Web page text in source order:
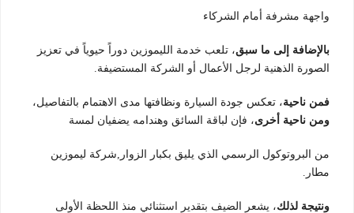
واجهة مشرفة أمام الشركاء
بالإضافة إلى ما سبق، تلعب خدمة الليموزين دوراً حيوياً في تعزيز
الصورة الذهنية لرجل الأعمال أو الشركة المستضيفة.
فمن ناحية، تعكس جودة السيارة ونظافتها مدى الاهتمام بالتفاصيل،
ومن ناحية أخرى، فإن لباقة السائق وهندامه يضفيان لمسة
من البروتوكول الرسمي الذي يليق بكبار الزوار,شركة ليموزين
مطار.
ونتيجة لذلك، يشعر الضيف بتقدير استثنائي منذ اللحظة الأولى